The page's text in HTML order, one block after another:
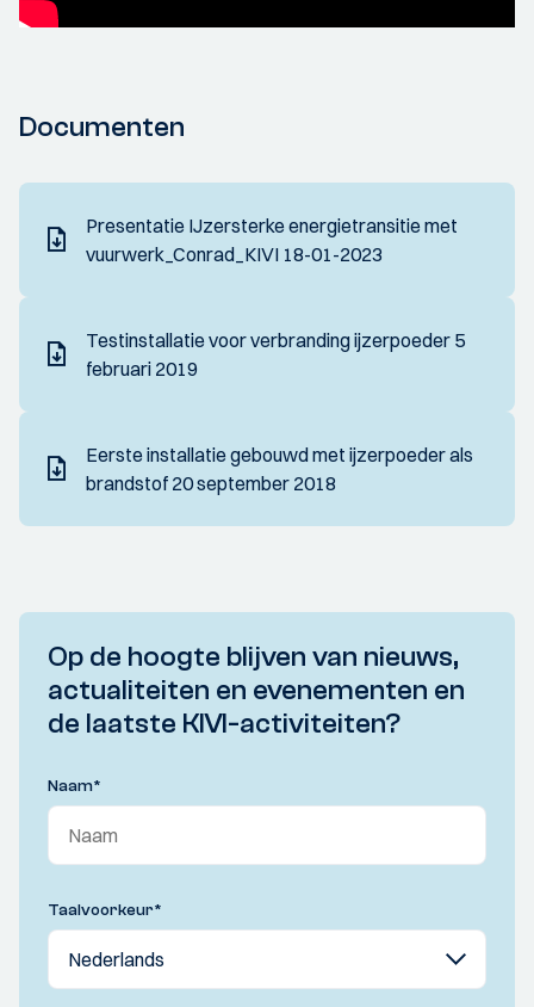
Documenten
Presentatie IJzersterke energietransitie met
vuurwerk_Conrad_KIVI 18-01-2023
Testinstallatie voor verbranding ijzerpoeder 5
februari 2019
Eerste installatie gebouwd met ijzerpoeder als
brandstof 20 september 2018
Op de hoogte blijven van nieuws,
actualiteiten en evenementen en
de laatste KIVI-activiteiten?
Naam*
Taalvoorkeur*